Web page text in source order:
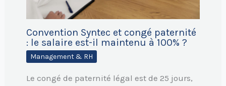
Convention Syntec et congé paternité
: le salaire est-il maintenu à 100% ?
Management & RH
Le congé de paternité légal est de 25 jours,